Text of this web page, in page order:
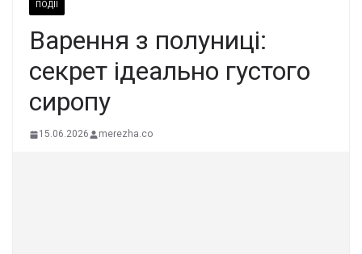
ПОДІЇ
Варення з полуниці:
секрет ідеально густого
сиропу
15.06.2026 merezha.co